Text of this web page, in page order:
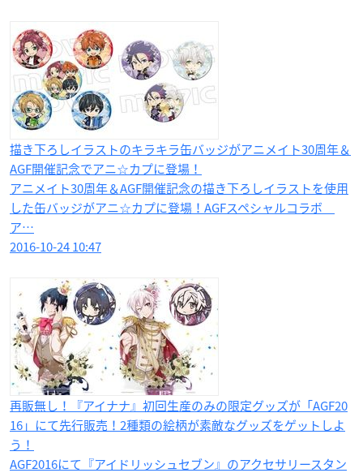
描き下ろしイラストのキラキラ缶バッジがアニメイト30周年＆
AGF開催記念でアニ☆カプに登場！
アニメイト30周年＆AGF開催記念の描き下ろしイラストを使用
した缶バッジがアニ☆カプに登場！AGFスペシャルコラボ
ア…
2016-10-24 10:47
再販無し！『アイナナ』初回生産のみの限定グッズが「AGF20
16」にて先行販売！2種類の絵柄が素敵なグッズをゲットしよ
う！
AGF2016にて『アイドリッシュセブン』のアクセサリースタン